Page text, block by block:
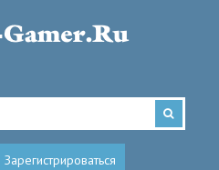
Зарегистрироваться